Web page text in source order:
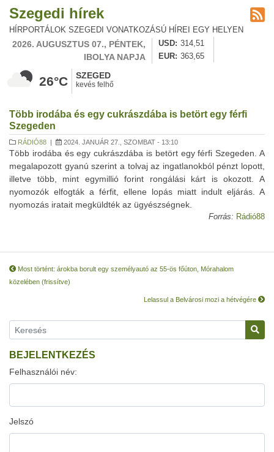
Szegedi hírek
HÍRPORTÁLOK SZEGEDI VONATKOZÁSÚ HÍREI EGY HELYEN
2026. AUGUSZTUS 07., PÉNTEK,
IBOLYA NAPJA
USD
314,51
EUR
363,65
26°C SZEGED
kevés felhő
Több irodába és egy cukrászdába is betört egy férfi
Szegeden
RÁDIÓ88 | 2024. JANUÁR 27., SZOMBAT - 13:10
Több irodába és egy cukrászdába is betört egy férfi Szegeden. A
megalapozott gyanú szerint a tolvaj az ingatlanokból pénzt lopott,
illetve több, mint egymillió forint rongálási kárt is okozott. A
nyomozók elfogták a férfit, ellene lopás miatt indult eljárás. A
nyomozás iratait megküldték az ügyészségnek.
Forrás: Rádió88
Most történt: árokba borult egy személyautó az 55-ös főúton, Mórahalom
közelében (frissítve)
Lelassul a Belvárosi mozi a hétvégére
BEJELENTKEZÉS
Felhasználói név:
Jelszó